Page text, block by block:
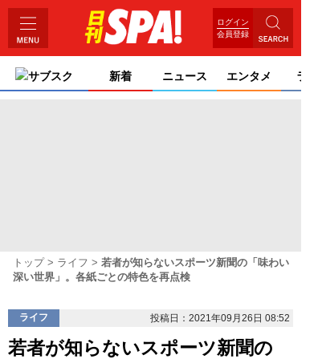
ログイン
会員登録
サブスク 新着 ニュース エンタメ ライ
トップ ライフ
若者が知らないスポーツ新聞の「味わい
深い世界」。各紙ごとの特色を再点検
ライフ 投稿日：2021年09月26日 08:52
若者が知らないスポーツ新聞の